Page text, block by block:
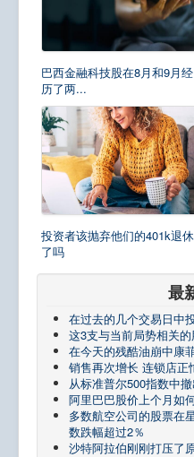
巴西金融科技股在8月和9月经
历了两...
投资者该抛弃他们的401k退休
了吗
最
在过去的几个交易日中
这3支与当前局势相关
在今天的残酷油崩中康
销售再次增长 连锁店正
从标准普尔500指数中
阿里巴巴股价上个月如
多数航空公司的股票在
数跌幅超过2％
沙特阿拉伯刚刚打压了